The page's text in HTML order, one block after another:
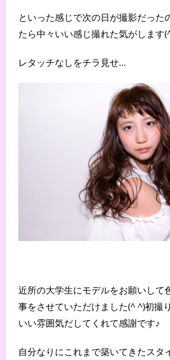
といった感じで次の日が撮影だった
たら中々いい感じ撮れた気がします
レタッチなしをチラ見せ…
近所の大学生にモデルをお願いして
事をさせていただけました(^ ^)初撮
いい雰囲気だしてくれて感謝です♪
自分なりにこれまで築いてきたスタ